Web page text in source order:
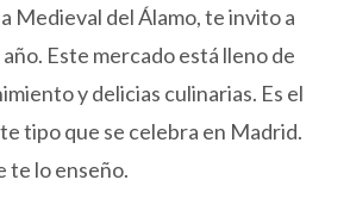
Medieval del Álamo, te invito a
Este mercado está lleno de
y delicias culinarias. Es el
tipo que se celebra en Madrid.
te lo enseño.